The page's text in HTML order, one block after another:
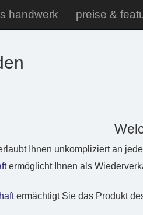
handwerk preise &
Ihnen unkompliziert an
ermöglicht Ihnen als
ermächtigt Sie das Produkt